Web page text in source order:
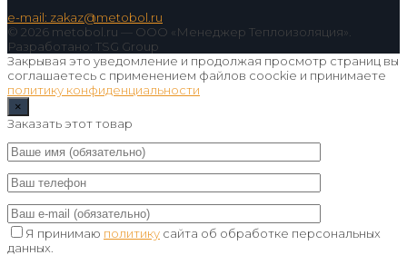
e-mail: zakaz@metobol.ru
© 2026 metobol.ru — ООО «Менеджер Теплоизоляция».
Разработано: TSG Group
Закрывая это уведомление и продолжая просмотр страниц вы
соглашаетесь с применением файлов coockie и принимаете
политику конфиденциальности
×
Заказать этот товар
Я принимаю политику сайта об обработке персональных
данных.